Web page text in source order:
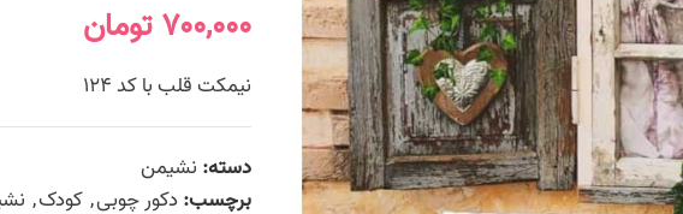
۷۰۰,۰۰۰تومان
نیمکت قلب با کد 124
دسته: نشیمن
برچسب:دکور چوبی, کودک,